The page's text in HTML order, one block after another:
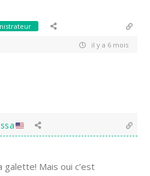
il y a 6 mois
Mais oui c’est